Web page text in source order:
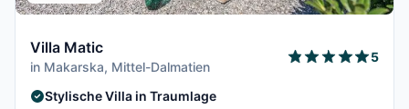
Villa Matic
in Makarska, Mittel-Dalmatien
5
Stylische Villa in Traumlage